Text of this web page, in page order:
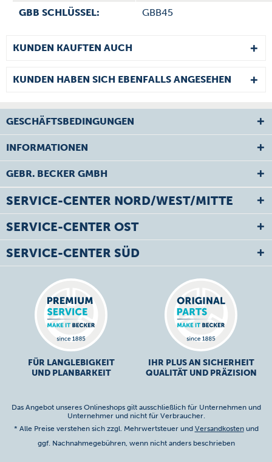
GBB SCHLÜSSEL: GBB45
KUNDEN KAUFTEN AUCH
KUNDEN HABEN SICH EBENFALLS ANGESEHEN
GESCHÄFTSBEDINGUNGEN
INFORMATIONEN
GEBR. BECKER GMBH
SERVICE-CENTER NORD/WEST/MITTE
SERVICE-CENTER OST
SERVICE-CENTER SÜD
FÜR LANGLEBIGKEIT
UND PLANBARKEIT
IHR PLUS AN SICHERHEIT
QUALITÄT UND PRÄZISION
Das Angebot unseres Onlineshops gilt ausschließlich für Unternehmen und
Unternehmer und nicht für Verbraucher.
* Alle Preise verstehen sich zzgl. Mehrwertsteuer und Versandkostenund
ggf. Nachnahmegebühren, wenn nicht anders beschrieben